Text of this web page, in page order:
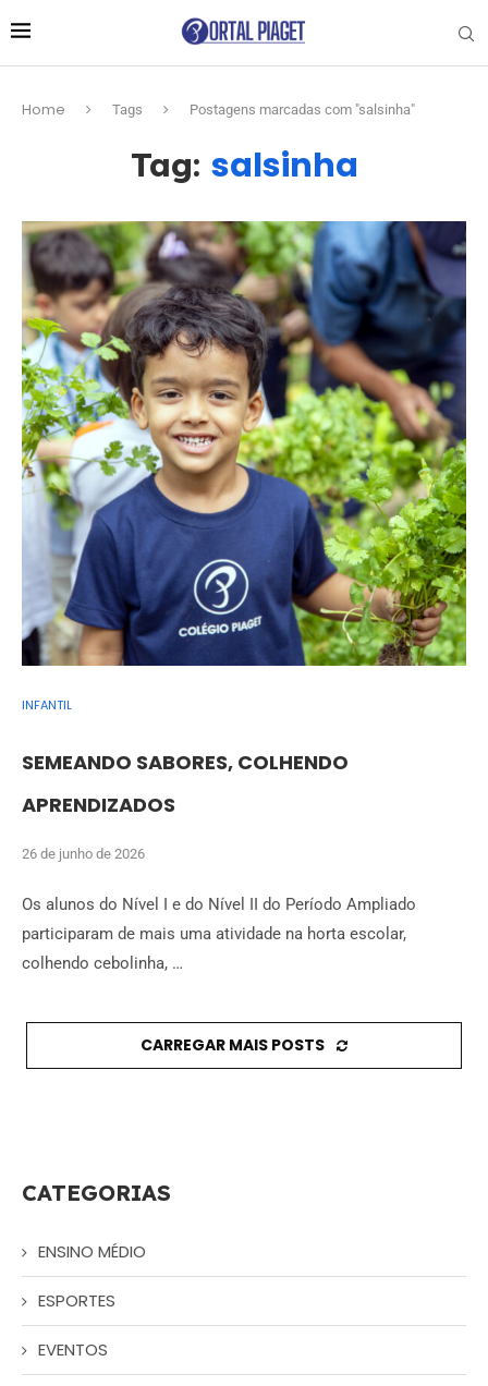
Home Tags Postagens marcadas com "salsinha"
Tag: salsinha
INFANTIL
SEMEANDO SABORES, COLHENDO
APRENDIZADOS
26 de junho de 2026
Os alunos do Nível I e do Nível II do Período Ampliado
participaram de mais uma atividade na horta escolar,
colhendo cebolinha, …
CARREGAR MAIS POSTS
CATEGORIAS
ENSINO MÉDIO
ESPORTES
EVENTOS